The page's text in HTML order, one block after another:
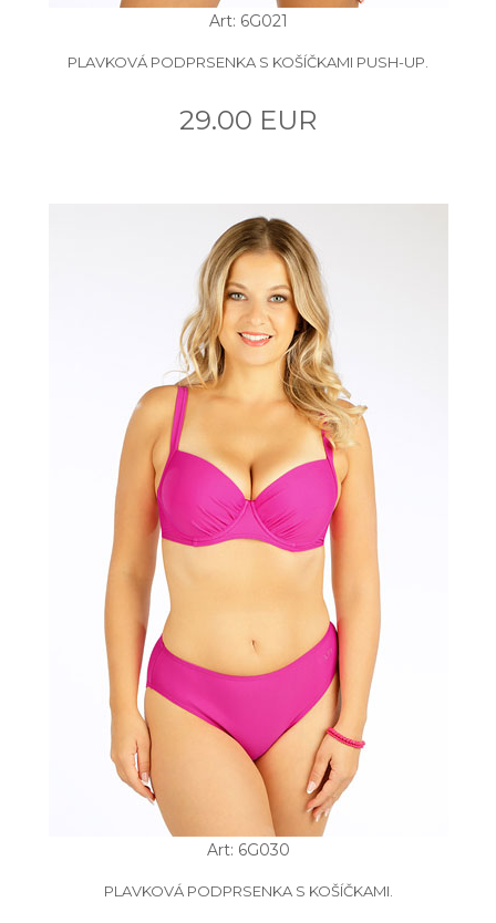
Art: 6G021
PLAVKOVÁ PODPRSENKA S KOŠÍČKAMI PUSH-UP.
29.00 EUR
Art: 6G030
PLAVKOVÁ PODPRSENKA S KOŠÍČKAMI.